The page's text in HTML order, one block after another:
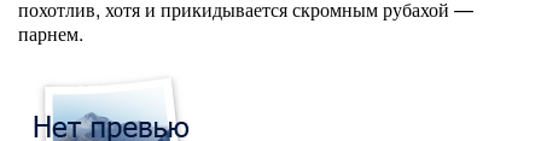
похотлив, хотя и прикидывается скромным рубахой —
парнем.